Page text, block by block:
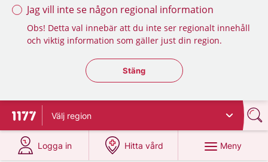
Jag vill inte se någon regional information
Obs! Detta val innebär att du inte ser regionalt innehåll
och viktig information som gäller just din region.
Stäng regionsväljaren
Stäng
Till startsidan för 1177
Välj region
Logga in
på 1177.se
Hitta vård
på 1177.se
Meny